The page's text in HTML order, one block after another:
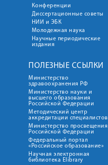
Конференции
Диссертационные советы
НИИ и ЭБК
Молодежная наука
Научные периодические
издания
ПОЛЕЗНЫЕ ССЫЛКИ
Министерство
здравоохранения РФ
Министерство науки и
высшего образования
Российской Федерации
Методический центр
аккредитации специалистов
Министерство просвещения
Российской Федерации
Федеральный портал
«Российское образование»
Научная электронная
библиотека Elibrary